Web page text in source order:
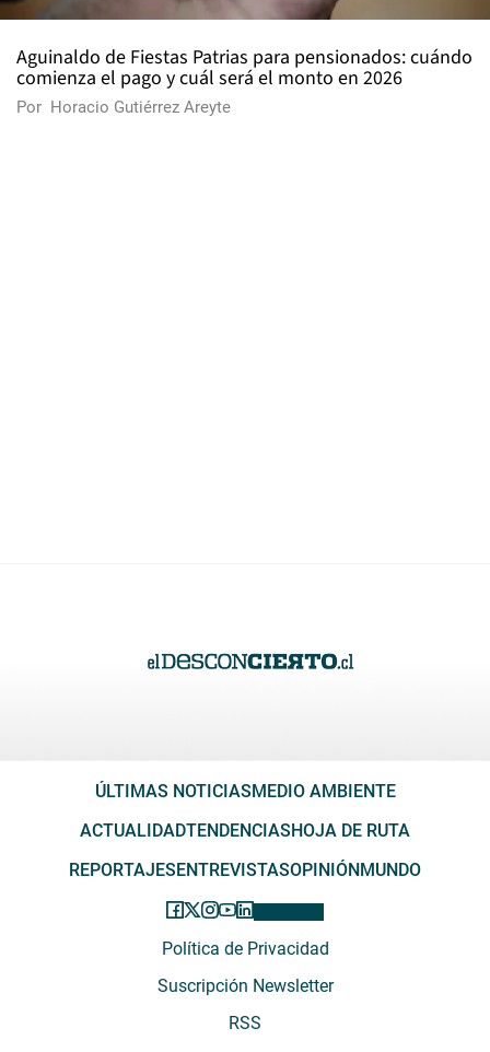
Aguinaldo de Fiestas Patrias para pensionados: cuándo
comienza el pago y cuál será el monto en 2026
Por Horacio Gutiérrez Areyte
ÚLTIMAS NOTICIAS MEDIO AMBIENTE
ACTUALIDADTENDENCIAS HOJA DE RUTA
REPORTAJES ENTREVISTASOPINIÓN MUNDO
Política de Privacidad
Suscripción Newsletter
RSS